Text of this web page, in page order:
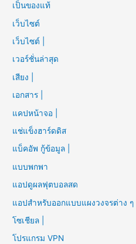
เป็นของแท้
เว็บไซต์
เว็บไซต์ |
เวอร์ชั่นล่าสุด
เสียง |
เอกสาร |
แคปหน้าจอ |
แช่แข็งฮาร์ดดิส
แบ็คอัพ กู้ข้อมูล |
แบบพกพา
แอปดูผลฟุตบอลสด
แอปสำหรับออกแบบแผงวงจรต่าง ๆ
โซเชียล |
โปรแกรม VPN